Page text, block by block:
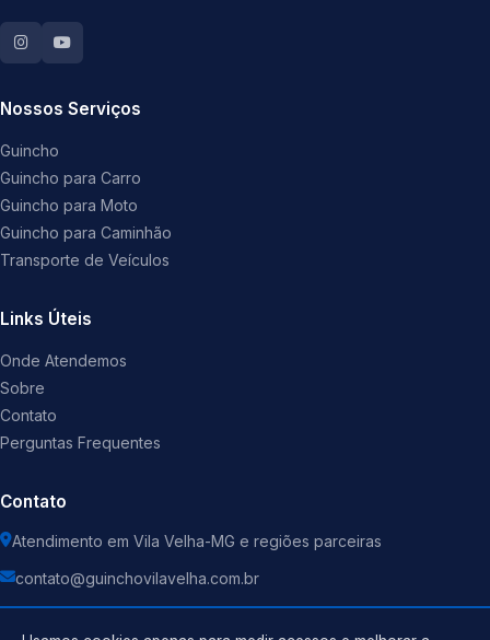
Nossos Serviços
Guincho
Guincho para Carro
Guincho para Moto
Guincho para Caminhão
Transporte de Veículos
Links Úteis
Onde Atendemos
Sobre
Contato
Perguntas Frequentes
Contato
Atendimento em Vila Velha-MG e regiões parceiras
contato@guinchovilavelha.com.br